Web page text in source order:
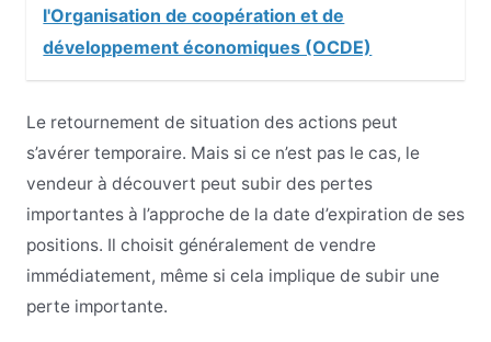
l'Organisation de coopération et de
développement économiques (OCDE)
Le retournement de situation des actions peut
s’avérer temporaire. Mais si ce n’est pas le cas, le
vendeur à découvert peut subir des pertes
importantes à l’approche de la date d’expiration de ses
positions. Il choisit généralement de vendre
immédiatement, même si cela implique de subir une
perte importante.